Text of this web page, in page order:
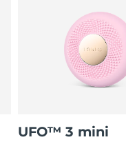
UFO™ 3 mini